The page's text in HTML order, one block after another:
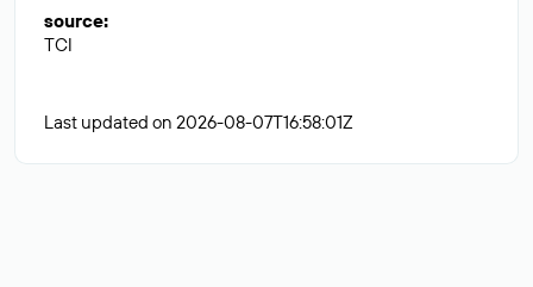
source:
TCI
Last updated on 2026-08-07T16:58:01Z